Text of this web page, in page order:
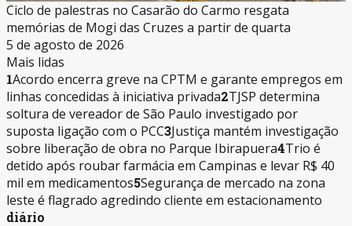
Ciclo de palestras no Casarão do Carmo resgata
memórias de Mogi das Cruzes a partir de quarta
5 de agosto de 2026
Mais lidas
1Acordo encerra greve na CPTM e garante empregos em
linhas concedidas à iniciativa privada2TJSP determina
soltura de vereador de São Paulo investigado por
suposta ligação com o PCC3Justiça mantém investigação
sobre liberação de obra no Parque Ibirapuera4Trio é
detido após roubar farmácia em Campinas e levar R$ 40
mil em medicamentos5Segurança de mercado na zona
leste é flagrado agredindo cliente em estacionamento
diário